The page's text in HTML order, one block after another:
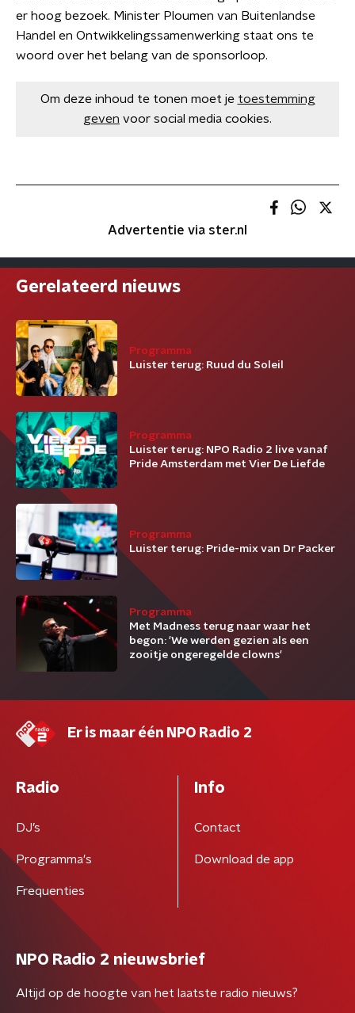
er hoog bezoek. Minister Ploumen van Buitenlandse
Handel en Ontwikkelingssamenwerking staat ons te
woord over het belang van de sponsorloop.
Om deze inhoud te tonen moet je toestemming
geven voor social media cookies.
Advertentie via ster.nl
Gerelateerd nieuws
Programma
Luister terug: Ruud du Soleil
Programma
Luister terug: NPO Radio 2 live vanaf
Pride Amsterdam met Vier De Liefde
Programma
Luister terug: Pride-mix van Dr Packer
Programma
Met Madness terug naar waar het
begon: 'We werden gezien als een
zooitje ongeregelde clowns'
Er is maar één NPO Radio 2
Radio
DJ’s
Programma's
Frequenties
Info
Contact
Download de app
NPO Radio 2 nieuwsbrief
Altijd op de hoogte van het laatste radio nieuws?